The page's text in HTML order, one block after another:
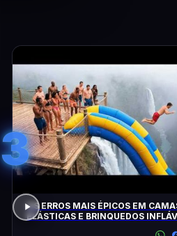
3
OS ERROS MAIS ÉPICOS EM
ELÁSTICAS E BRINQUEDOS